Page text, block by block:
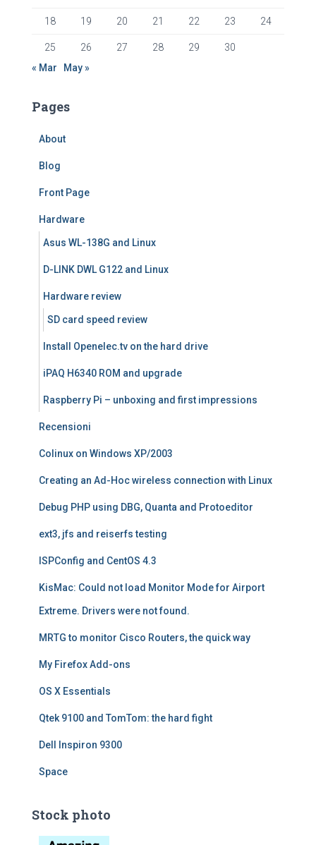
18 19 20 21 22 23 24
25 26 27 28 29
30
« Mar
May »
Pages
About
Blog
Front Page
Hardware
Asus WL-138G and Linux
D-LINK DWL G122 and Linux
Hardware review
SD card speed review
Install Openelec.tv on the hard drive
iPAQ H6340 ROM and upgrade
Raspberry Pi – unboxing and first impressions
Recensioni
Colinux on Windows XP/2003
Creating an Ad-Hoc wireless connection with Linux
Debug PHP using DBG, Quanta and Protoeditor
ext3, jfs and reiserfs testing
ISPConfig and CentOS 4.3
KisMac: Could not load Monitor Mode for Airport
Extreme. Drivers were not found.
MRTG to monitor Cisco Routers, the quick way
My Firefox Add-ons
OS X Essentials
Qtek 9100 and TomTom: the hard fight
Dell Inspiron 9300
Space
Stock photo